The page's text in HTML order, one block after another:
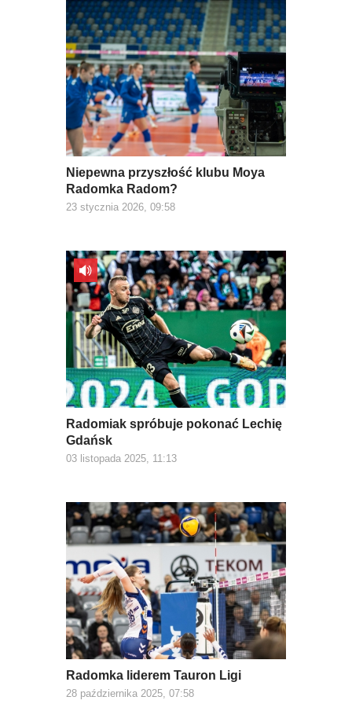
Niepewna przyszłość klubu Moya
Radomka Radom?
23 stycznia 2026, 09:58
Radomiak spróbuje pokonać Lechię
Gdańsk
03 listopada 2025, 11:13
Radomka liderem Tauron Ligi
28 października 2025, 07:58